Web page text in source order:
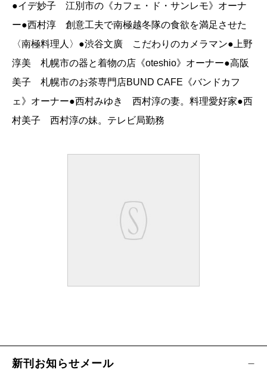
●イデ妙子 江別市の《カフェ・ド・サンレモ》オーナ
ー●西村淳 創意工夫で南極越冬隊の食欲を満足させた
〈南極料理人〉●渋谷文廣 こだわりのカメラマン●上野
淳美 札幌市の器と着物の店《oteshio》オーナー●高阪
美子 札幌市のお茶専門店BUND CAFE《バンドカフ
ェ》オーナー●西村みゆき 西村淳の妻。料理愛好家●西
村美子 西村淳の妹。テレビ局勤務
新刊お知らせメール